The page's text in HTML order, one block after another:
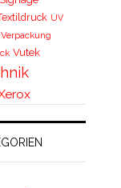
UV
Verpackung
Vutek